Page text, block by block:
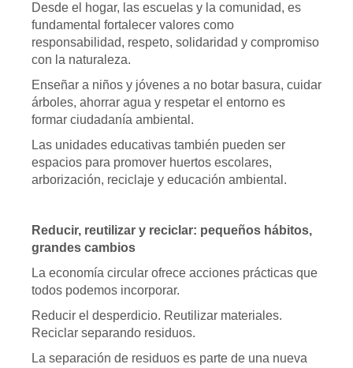
Desde el hogar, las escuelas y la comunidad, es
fundamental fortalecer valores como
responsabilidad, respeto, solidaridad y compromiso
con la naturaleza.
Enseñar a niños y jóvenes a no botar basura, cuidar
árboles, ahorrar agua y respetar el entorno es
formar ciudadanía ambiental.
Las unidades educativas también pueden ser
espacios para promover huertos escolares,
arborización, reciclaje y educación ambiental.
Reducir, reutilizar y reciclar: pequeños hábitos,
grandes cambios
La economía circular ofrece acciones prácticas que
todos podemos incorporar.
Reducir el desperdicio. Reutilizar materiales.
Reciclar separando residuos.
La separación de residuos es parte de una nueva